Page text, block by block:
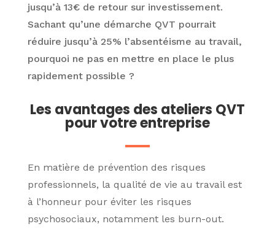
jusqu’à 13€ de retour sur investissement.
Sachant qu’une démarche QVT pourrait
réduire jusqu’à 25% l’absentéisme au travail,
pourquoi ne pas en mettre en place le plus
rapidement possible ?
Les avantages des ateliers QVT
pour votre entreprise
En matière de prévention des risques
professionnels, la qualité de vie au travail est
à l’honneur pour éviter les risques
psychosociaux, notamment les burn-out.